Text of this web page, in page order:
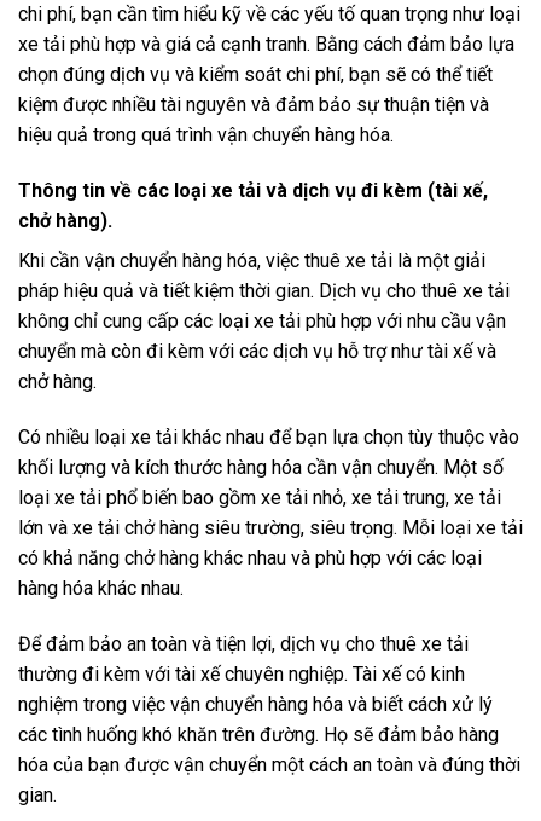
chi phí, bạn cần tìm hiểu kỹ về các yếu tố quan trọng như loại
xe tải phù hợp và giá cả cạnh tranh. Bằng cách đảm bảo lựa
chọn đúng dịch vụ và kiểm soát chi phí, bạn sẽ có thể tiết
kiệm được nhiều tài nguyên và đảm bảo sự thuận tiện và
hiệu quả trong quá trình vận chuyển hàng hóa.
Thông tin về các loại xe tải và dịch vụ đi kèm (tài xế,
chở hàng).
Khi cần vận chuyển hàng hóa, việc thuê xe tải là một giải
pháp hiệu quả và tiết kiệm thời gian. Dịch vụ cho thuê xe tải
không chỉ cung cấp các loại xe tải phù hợp với nhu cầu vận
chuyển mà còn đi kèm với các dịch vụ hỗ trợ như tài xế và
chở hàng.
Có nhiều loại xe tải khác nhau để bạn lựa chọn tùy thuộc vào
khối lượng và kích thước hàng hóa cần vận chuyển. Một số
loại xe tải phổ biến bao gồm xe tải nhỏ, xe tải trung, xe tải
lớn và xe tải chở hàng siêu trường, siêu trọng. Mỗi loại xe tải
có khả năng chở hàng khác nhau và phù hợp với các loại
hàng hóa khác nhau.
Để đảm bảo an toàn và tiện lợi, dịch vụ cho thuê xe tải
thường đi kèm với tài xế chuyên nghiệp. Tài xế có kinh
nghiệm trong việc vận chuyển hàng hóa và biết cách xử lý
các tình huống khó khăn trên đường. Họ sẽ đảm bảo hàng
hóa của bạn được vận chuyển một cách an toàn và đúng thời
gian.